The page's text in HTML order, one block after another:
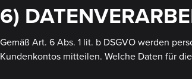
6)
Gemäß Art. 6 Abs. 1 lit. b DSGVO werden
Kundenkontos mitteilen. Welche Daten für